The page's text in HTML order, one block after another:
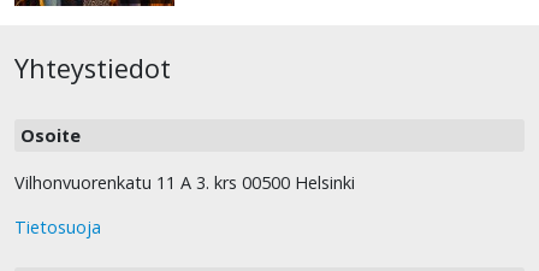
Yhteystiedot
Osoite
Vilhonvuorenkatu 11 A 3. krs 00500 Helsinki
Tietosuoja